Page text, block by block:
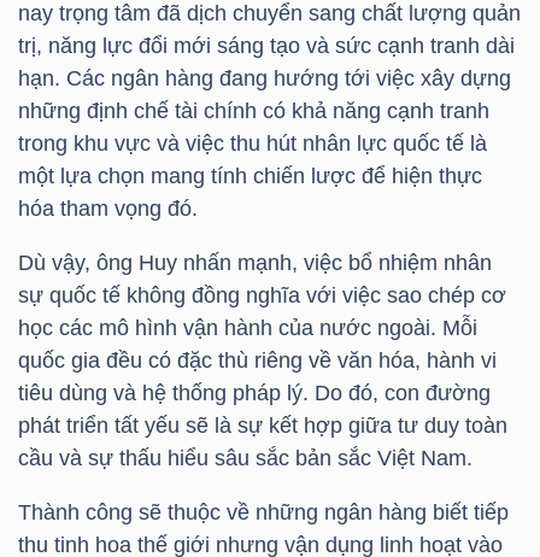
nay trọng tâm đã dịch chuyển sang chất lượng quản
trị, năng lực đổi mới sáng tạo và sức cạnh tranh dài
hạn. Các ngân hàng đang hướng tới việc xây dựng
những định chế tài chính có khả năng cạnh tranh
trong khu vực và việc thu hút nhân lực quốc tế là
một lựa chọn mang tính chiến lược để hiện thực
hóa tham vọng đó.
Dù vậy, ông Huy nhấn mạnh, việc bổ nhiệm nhân
sự quốc tế không đồng nghĩa với việc sao chép cơ
học các mô hình vận hành của nước ngoài. Mỗi
quốc gia đều có đặc thù riêng về văn hóa, hành vi
tiêu dùng và hệ thống pháp lý. Do đó, con đường
phát triển tất yếu sẽ là sự kết hợp giữa tư duy toàn
cầu và sự thấu hiểu sâu sắc bản sắc Việt Nam.
Thành công sẽ thuộc về những ngân hàng biết tiếp
thu tinh hoa thế giới nhưng vận dụng linh hoạt vào
NGUYÊN
VẬT
LIỆU
CÔNG
NGHIỆP
TIÊU
DÙNG
KHÔNG
THIẾT